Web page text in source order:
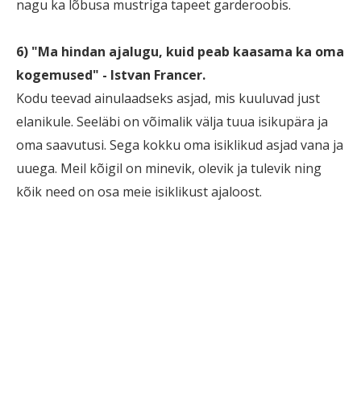
nagu ka lõbusa mustriga tapeet garderoobis.
6) "Ma hindan ajalugu, kuid peab kaasama ka oma
kogemused" - Istvan Francer.
Kodu teevad ainulaadseks asjad, mis kuuluvad just
elanikule. Seeläbi on võimalik välja tuua isikupära ja
oma saavutusi. Sega kokku oma isiklikud asjad vana ja
uuega. Meil kõigil on minevik, olevik ja tulevik ning
kõik need on osa meie isiklikust ajaloost.